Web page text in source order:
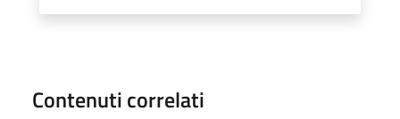
Contenuti correlati